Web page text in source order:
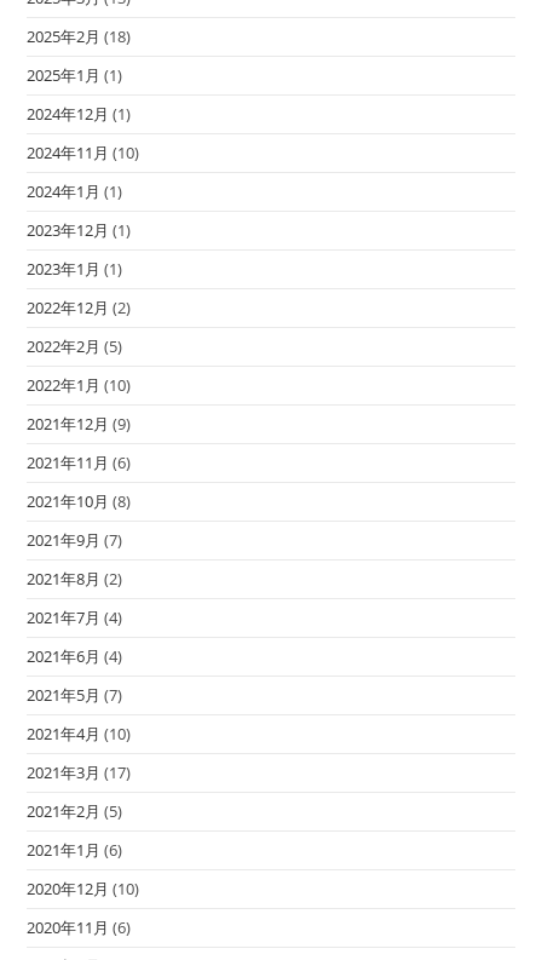
2025年2月 (18)
2025年1月 (1)
2024年12月 (1)
2024年11月 (10)
2024年1月 (1)
2023年12月 (1)
2023年1月 (1)
2022年12月 (2)
2022年2月 (5)
2022年1月 (10)
2021年12月 (9)
2021年11月 (6)
2021年10月 (8)
2021年9月 (7)
2021年8月 (2)
2021年7月 (4)
2021年6月 (4)
2021年5月 (7)
2021年4月 (10)
2021年3月 (17)
2021年2月 (5)
2021年1月 (6)
2020年12月 (10)
2020年11月 (6)